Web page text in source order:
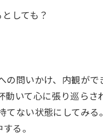
しても？
の問いかけ、内観が
動いて心に張り巡らさ
ない状態にしてみる。
る。